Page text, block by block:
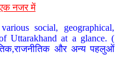
एक नजर में
social, geographical,
Uttarakhand at a glance. (
और अन्य पहलुओं